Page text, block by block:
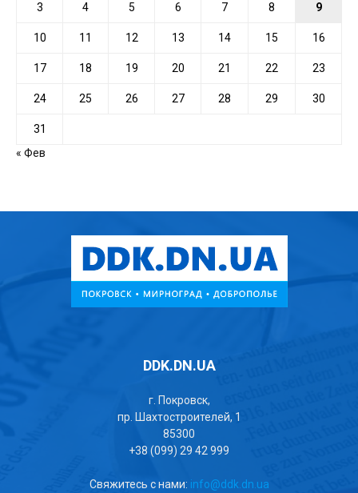
3 4 5 6 7 8 9
10 11 12 13 14 15 16
17 18 19 20 21 22 23
24 25 26 27 28 29 30
31
« Фев
DDK.DN.UA
г. Покровск,
пр. Шахтостроителей, 1
85300
+38 (099) 29 42 999
Свяжитесь с нами: info@ddk.dn.ua